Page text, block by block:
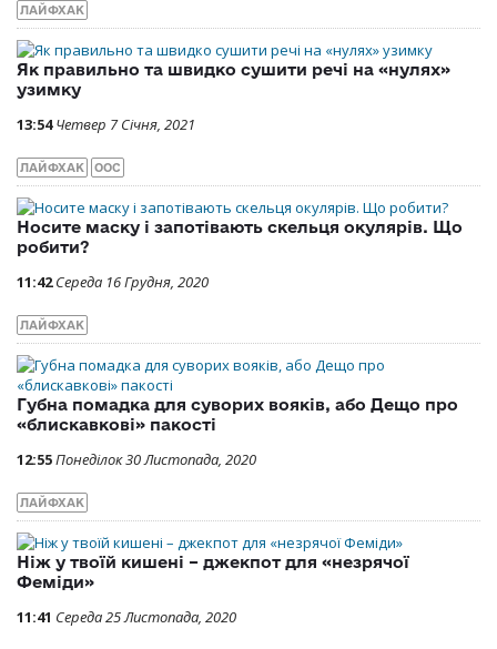
ЛАЙФХАК
Як правильно та швидко сушити речі на «нулях»
узимку
13:54 Четвер 7 Січня, 2021
ЛАЙФХАК ООС
Носите маску і запотівають скельця окулярів. Що
робити?
11:42 Середа 16 Грудня, 2020
ЛАЙФХАК
Губна помадка для суворих вояків, або Дещо про
«блискавкові» пакості
12:55Понеділок 30 Листопада, 2020
ЛАЙФХАК
Ніж у твоїй кишені – джекпот для «незрячої
Феміди»
11:41 Середа 25 Листопада, 2020